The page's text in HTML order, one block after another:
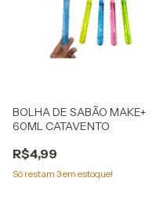
BOLHA DE SABÃO MAKE+
60ML CATAVENTO
R$4,99
Só restam 3em estoque!